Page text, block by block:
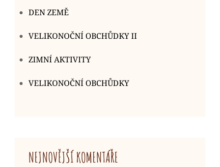
DEN ZEMĚ
VELIKONOČNÍ OBCHŮDKY II
ZIMNÍ AKTIVITY
VELIKONOČNÍ OBCHŮDKY
NEJNOVĚJŠÍ KOMENTÁŘE